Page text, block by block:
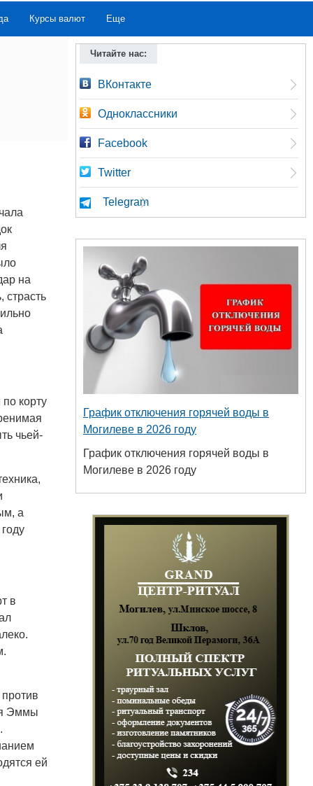
Курсы валют Еще
на
страсть
корту
чьей-
а
в
Эммы
ей
Читайте нас:
ВКонтакте
Одноклассники
Facebook
Twitter
Telegram
График отключения горячей воды в
Могилеве в 2026 году
График отключения горячей воды в
Могилеве в 2026 году